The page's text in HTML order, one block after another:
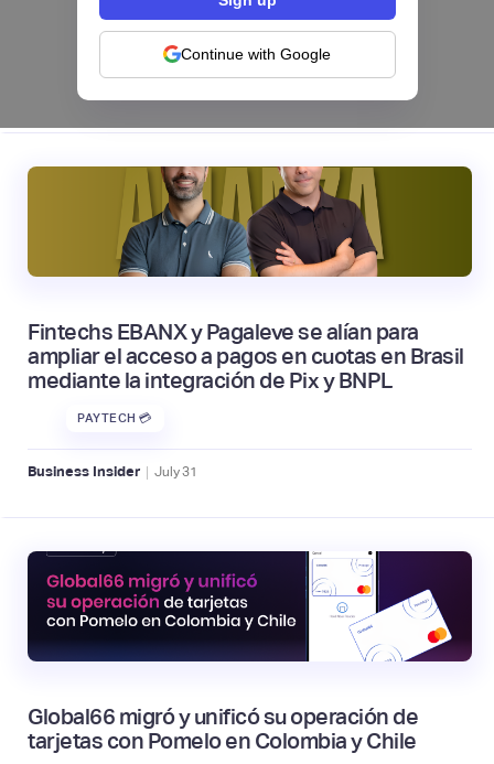
Continue with Google
NEOBANCOS 📲
Fintechs EBANX y Pagaleve se alían para
ampliar el acceso a pagos en cuotas en Brasil
mediante la integración de Pix y BNPL
PAYTECH 💳
Business Insider | July31
Global66 migró y unificó su operación de
tarjetas con Pomelo en Colombia y Chile